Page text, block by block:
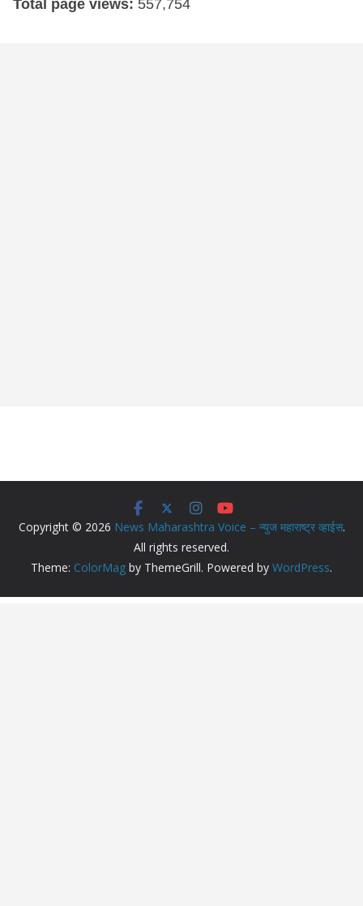
Total page views: 557,754
Copyright © 2026 News Maharashtra Voice – न्युज महाराष्ट्र व्हाईस.
All rights reserved.
Theme: ColorMag by ThemeGrill. Powered by WordPress.